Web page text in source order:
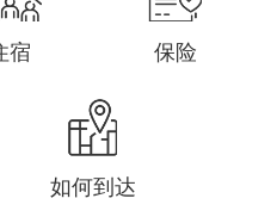
宿 保险
如何到达